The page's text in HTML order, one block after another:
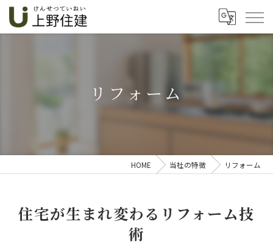
リフォーム
HOME 当社の特徴 リフォーム
住宅が生まれ変わるリフォーム技
術